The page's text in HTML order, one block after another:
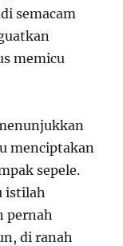
semacam
memicu
menciptakan
sepele.
istilah
pernah
di ranah